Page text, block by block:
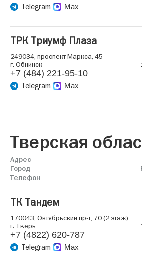
Telegram Max
ТРК Триумф Плаза
249034, проспект Маркса, 45
г. Обнинск
+7 (484) 221-95-10
Telegram Max
Тверская
Адрес
Город
Телефон
ТК Тандем
170043, Октябрьский пр-т, 70 (2 этаж)
г. Тверь
+7 (4822) 620-787
Telegram Max